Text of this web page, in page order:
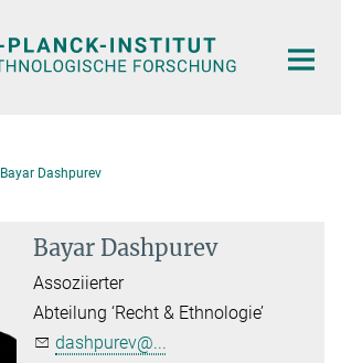
Bayar Dashpurev
Bayar Dashpurev
Assoziierter
Abteilung ‘Recht & Ethnologie’
dashpurev@...